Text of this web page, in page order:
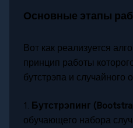
Основные этапы
Вот как реализуется
принцип работы
бутстрэпа и случайного
1. Бутстрэпинг
обучающего набора